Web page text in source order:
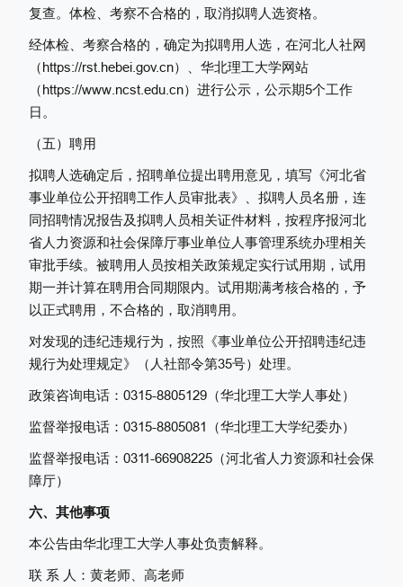
复查。体检、考察不合格的，取消拟聘人选资格。
经体检、考察合格的，确定为拟聘用人选，在河北人社网
（https://rst.hebei.gov.cn）、华北理工大学网站
（https://www.ncst.edu.cn）进行公示，公示期5个工作
日。
（五）聘用
拟聘人选确定后，招聘单位提出聘用意见，填写《河北省
事业单位公开招聘工作人员审批表》、拟聘人员名册，连
同招聘情况报告及拟聘人员相关证件材料，按程序报河北
省人力资源和社会保障厅事业单位人事管理系统办理相关
审批手续。被聘用人员按相关政策规定实行试用期，试用
期一并计算在聘用合同期限内。试用期满考核合格的，予
以正式聘用，不合格的，取消聘用。
对发现的违纪违规行为，按照《事业单位公开招聘违纪违
规行为处理规定》（人社部令第35号）处理。
政策咨询电话：0315-8805129（华北理工大学人事处）
监督举报电话：0315-8805081（华北理工大学纪委办）
监督举报电话：0311-66908225（河北省人力资源和社会保
障厅）
六、其他事项
本公告由华北理工大学人事处负责解释。
联 系 人：黄老师、高老师